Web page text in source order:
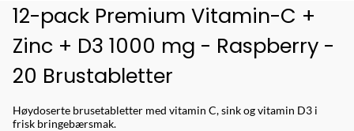
12-pack Premium Vitamin-C +
Zinc + D3 1000 mg - Raspberry -
20 Brustabletter
Høydoserte brusetabletter med vitamin C, sink og vitamin D3 i
frisk bringebærsmak.